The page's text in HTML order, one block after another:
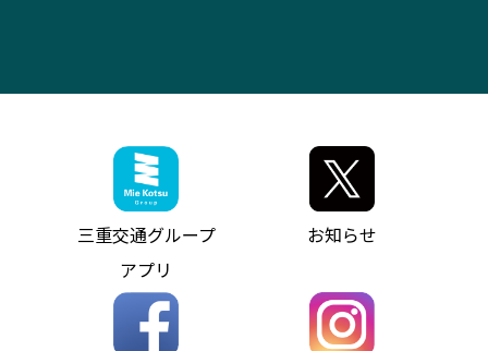
神都ライナー
ミジュマルのラッピングバス（鈴鹿管内）
参宮バス
神都バス
パールシャトル
バス情報の見える化
コミュニティバス
お客様駐車場のご案内
アイコンの説明
インターネット予約
よくあるご質問
お問い合わせ
ザ・バスコレクション三重交通バスセット
三重交通公式グッズ
ファンコーナー
お問い合わせ
お知らせ・最新情報一覧
ニュースリリース
お問い合わせ
個人情報保護方針
三重交通グループ
アプリ
お知らせ